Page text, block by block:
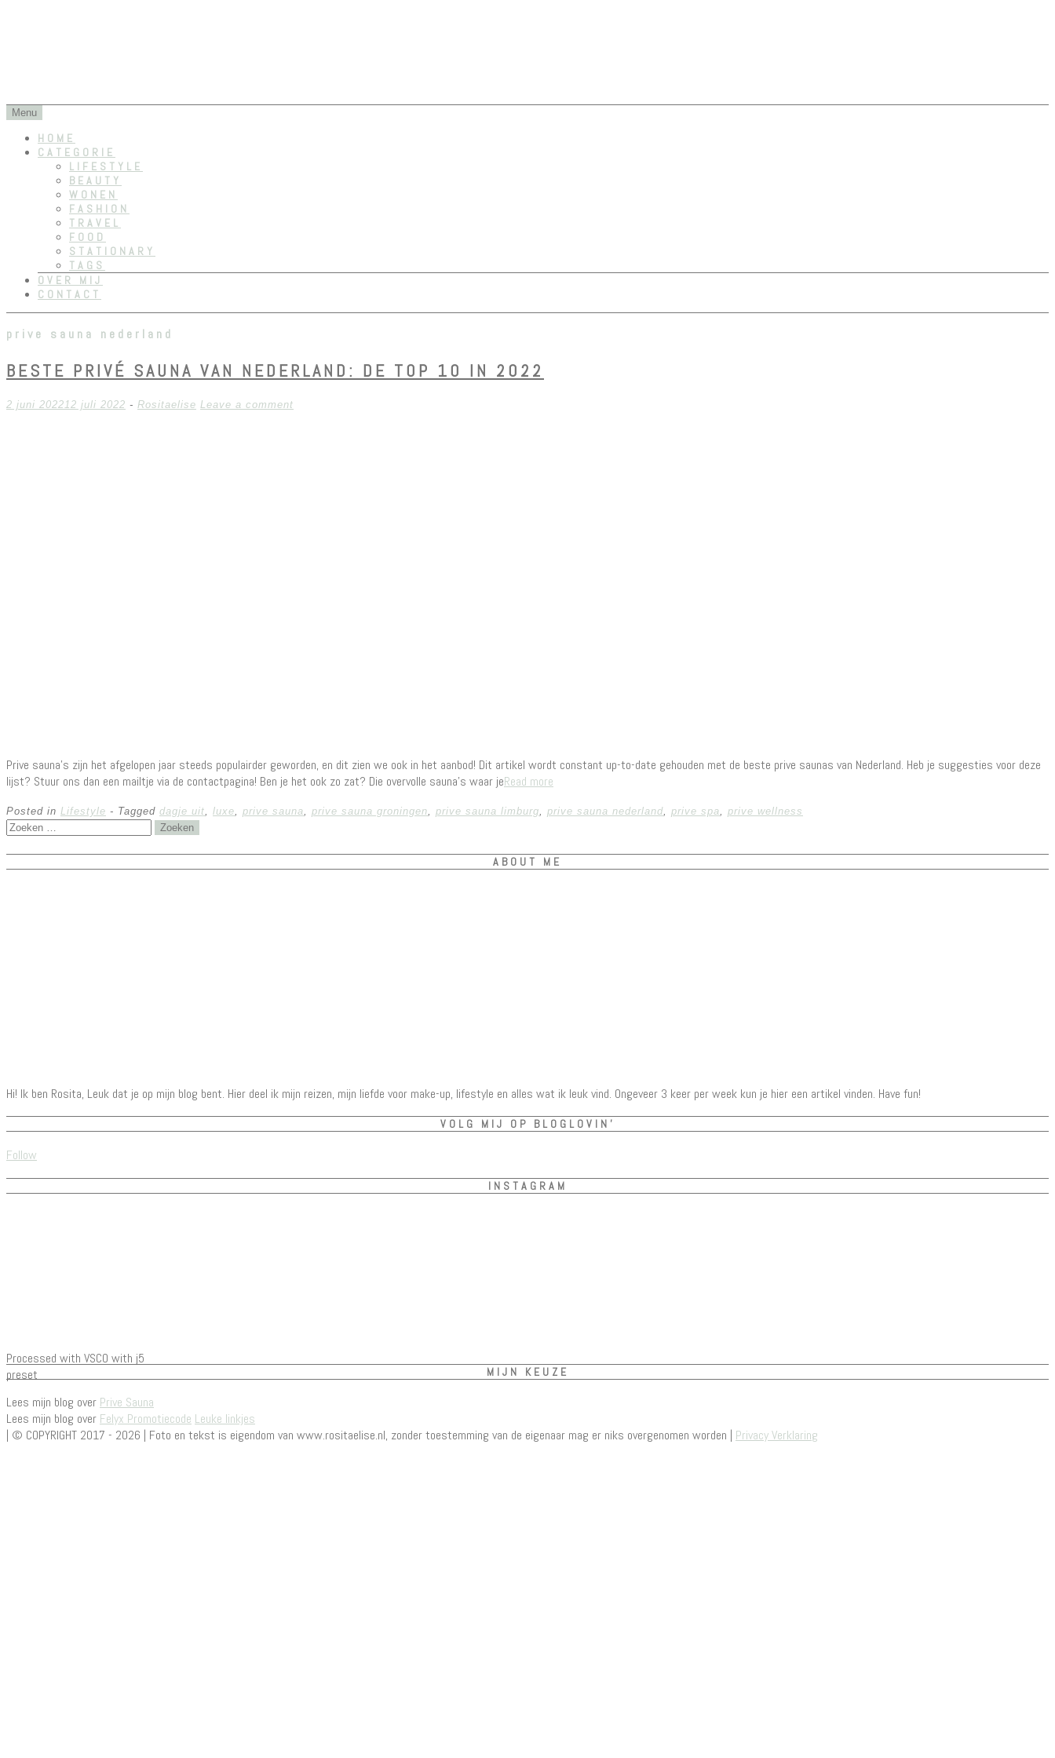
Menu
CONTENT
HOME
CATEGORIE
LIFESTYLE
BEAUTY
WONEN
FASHION
TRAVEL
FOOD
STATIONARY
TAGS
OVER MIJ
CONTACT
prive sauna nederland
BESTE PRIVÉ SAUNA VAN NEDERLAND: DE TOP 10 IN 2022
2 juni 202212 juli 2022 - Rositaelise Leave a comment
Prive sauna’s zijn het afgelopen jaar steeds populairder geworden, en dit zien we ook in het aanbod! Dit artikel wordt constant up-to-date gehouden met de beste prive saunas van Nederland. Heb je suggesties voor deze
lijst? Stuur ons dan een mailtje via de contactpagina! Ben je het ook zo zat? Die overvolle sauna’s waar jeRead more
Posted in Lifestyle - Tagged dagje uit, luxe, prive sauna, prive sauna groningen, prive sauna limburg, prive sauna nederland, prive spa, prive wellness
Zoeken
ABOUT ME
Hi! Ik ben Rosita, Leuk dat je op mijn blog bent. Hier deel ik mijn reizen, mijn liefde voor make-up, lifestyle en alles wat ik leuk vind. Ongeveer 3 keer per week kun je hier een artikel vinden. Have fun!
VOLG MIJ OP BLOGLOVIN’
Follow
INSTAGRAM
Processed with VSCO with j5
preset
MIJN KEUZE
Lees mijn blog over Prive Sauna
Lees mijn blog over Felyx Promotiecode Leuke linkjes
| © COPYRIGHT 2017 - 2026 | Foto en tekst is eigendom van www.rositaelise.nl, zonder toestemming van de eigenaar mag er niks overgenomen worden | Privacy Verklaring